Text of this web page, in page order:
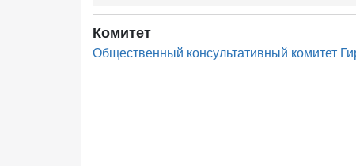
Комитет
Общественный консультативный комитет